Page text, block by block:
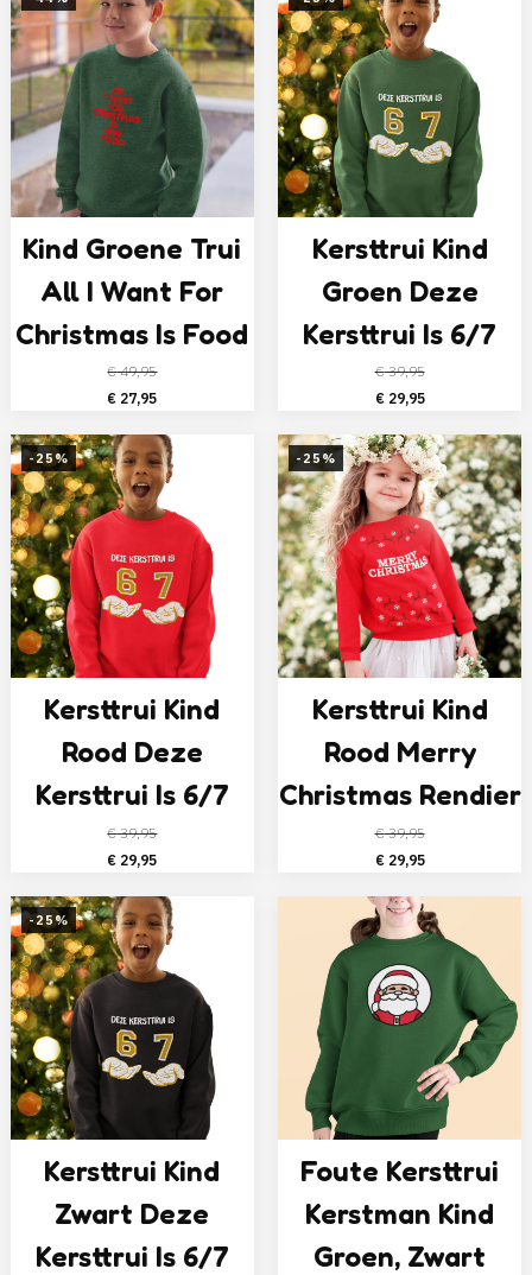
€ 49,95.€ 32,50.
Kind Groene Trui
All I Want For
Christmas Is Food
€49,95
Oorspronkelijke
was:
€ 49,95.
€ 27,95Huidige
is:
€ 27,95.
Kersttrui Kind
Groen Deze
Kersttrui Is 6/7
€39,95
Oorspronkelijke
was:
€ 39,95.
€29,95Huidige
is:
€ 29,95.
-25%
Kersttrui Kind
Rood Deze
Kersttrui Is 6/7
€39,95
Oorspronkelijke
was:
€ 39,95.
€ 29,95Huidige
is:
€ 29,95.
-25%
Kersttrui Kind
Rood Merry
Christmas Rendier
€39,95
Oorspronkelijke
was:
€ 39,95.
€29,95Huidige
is:
€ 29,95.
-25%
Kersttrui Kind
Zwart Deze
Kersttrui Is 6/7
Foute Kersttrui
Kerstman Kind
Groen, Zwart